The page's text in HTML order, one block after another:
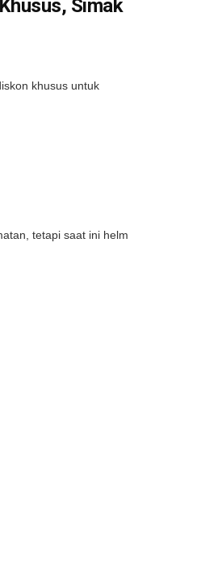
Simak
khusus untuk
tetapi saat ini helm